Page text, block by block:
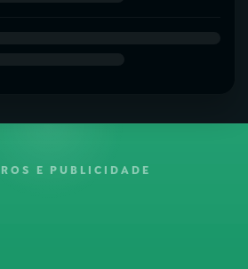
E PUBLICIDADE